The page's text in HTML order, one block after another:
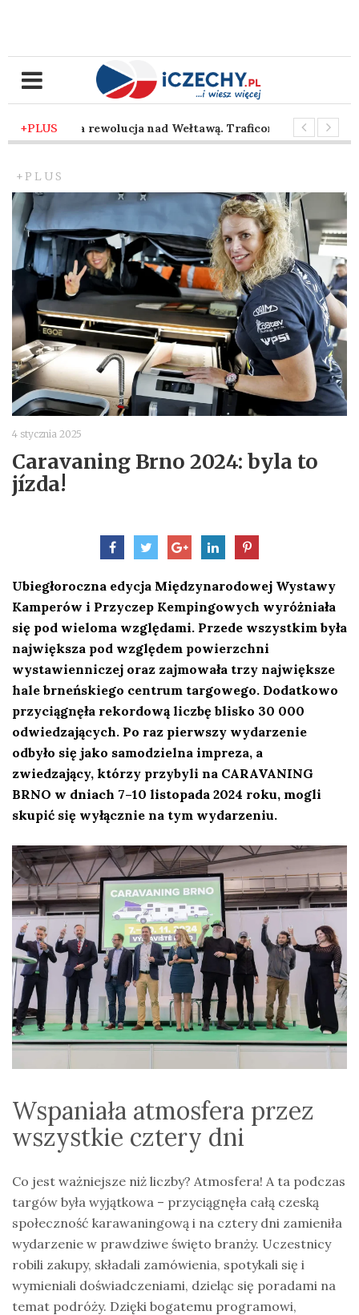
+PLUSrewolucja nad Wełtawą. Traficon wprowadza
+PLUS
4 stycznia 2025
Caravaning Brno 2024: byla to
jízda!
Ubiegłoroczna edycja Międzynarodowej Wystawy
Kamperów i Przyczep Kempingowych wyróżniała
się pod wieloma względami. Przede wszystkim była
największa pod względem powierzchni
wystawienniczej oraz zajmowała trzy największe
hale brneńskiego centrum targowego. Dodatkowo
przyciągnęła rekordową liczbę blisko 30 000
odwiedzających. Po raz pierwszy wydarzenie
odbyło się jako samodzielna impreza, a
zwiedzający, którzy przybyli na CARAVANING
BRNO w dniach 7–10 listopada 2024 roku, mogli
skupić się wyłącznie na tym wydarzeniu.
Wspaniała atmosfera przez
wszystkie cztery dni
Co jest ważniejsze niż liczby? Atmosfera! A ta podczas
targów była wyjątkowa – przyciągnęła całą czeską
społeczność karawaningową i na cztery dni zamieniła
wydarzenie w prawdziwe święto branży. Uczestnicy
robili zakupy, składali zamówienia, spotykali się i
wymieniali doświadczeniami, dzieląc się poradami na
temat podróży. Dzięki bogatemu programowi,